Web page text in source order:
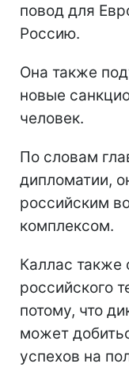
повод для
Россию.
Она также
новые
человек.
По словам
дипломатии,
российским
комплексом.
Каллас также
российского
потому, что
может
успехов на